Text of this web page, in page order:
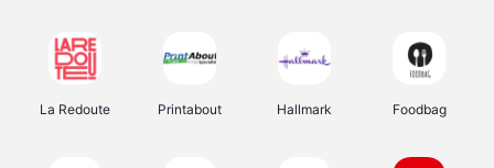
La Redoute Printabout Hallmark Foodbag